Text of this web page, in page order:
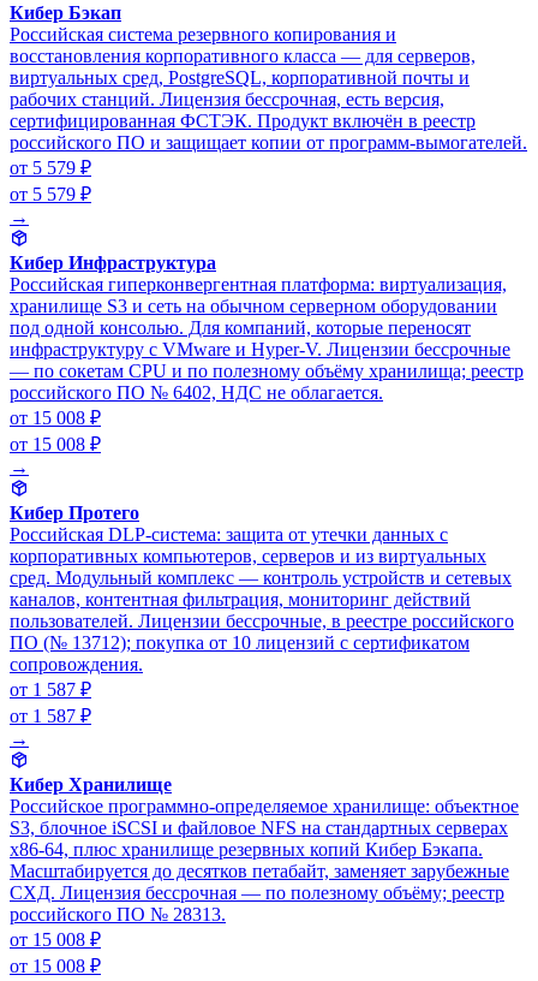
Кибер Бэкап
Российская система резервного копирования и
восстановления корпоративного класса — для серверов,
виртуальных сред, PostgreSQL, корпоративной почты и
рабочих станций. Лицензия бессрочная, есть версия,
сертифицированная ФСТЭК. Продукт включён в реестр
российского ПО и защищает копии от программ-вымогателей.
от 5 579 ₽
от 5 579 ₽
→
Кибер Инфраструктура
Российская гиперконвергентная платформа: виртуализация,
хранилище S3 и сеть на обычном серверном оборудовании
под одной консолью. Для компаний, которые переносят
инфраструктуру с VMware и Hyper-V. Лицензии бессрочные
— по сокетам CPU и по полезному объёму хранилища; реестр
российского ПО № 6402, НДС не облагается.
от 15 008 ₽
от 15 008 ₽
→
Кибер Протего
Российская DLP-система: защита от утечки данных с
корпоративных компьютеров, серверов и из виртуальных
сред. Модульный комплекс — контроль устройств и сетевых
каналов, контентная фильтрация, мониторинг действий
пользователей. Лицензии бессрочные, в реестре российского
ПО (№ 13712); покупка от 10 лицензий с сертификатом
сопровождения.
от 1 587 ₽
от 1 587 ₽
→
Кибер Хранилище
Российское программно-определяемое хранилище: объектное
S3, блочное iSCSI и файловое NFS на стандартных серверах
x86-64, плюс хранилище резервных копий Кибер Бэкапа.
Масштабируется до десятков петабайт, заменяет зарубежные
СХД. Лицензия бессрочная — по полезному объёму; реестр
российского ПО № 28313.
от 15 008 ₽
от 15 008 ₽